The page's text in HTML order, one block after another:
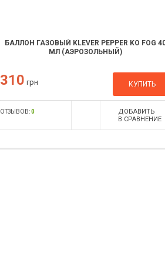
БАЛЛОН ГАЗОВЫЙ KLEVER PEPPER KO FOG
МЛ (АЭРОЗОЛЬНЫЙ)
310 грн КУПИТЬ
ОТЗЫВОВ:0
ДОБАВИТЬ
В СРАВНЕНИЕ